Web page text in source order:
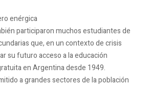
enérgica
participaron muchos estudiantes de
que, en un contexto de crisis
su futuro acceso a la educación
en Argentina desde 1949.
a grandes sectores de la población